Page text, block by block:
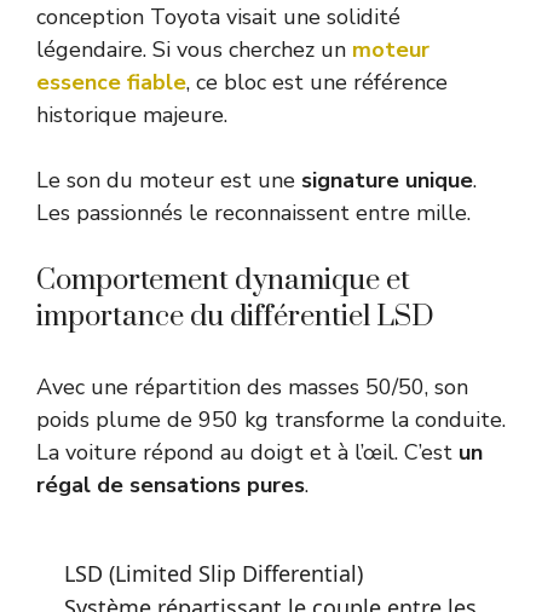
conception Toyota visait une solidité
légendaire. Si vous cherchez un moteur
essence fiable, ce bloc est une référence
historique majeure.
Le son du moteur est une signature unique.
Les passionnés le reconnaissent entre mille.
Comportement dynamique et
importance du différentiel LSD
Avec une répartition des masses 50/50, son
poids plume de 950 kg transforme la conduite.
La voiture répond au doigt et à l’œil. C’est un
régal de sensations pures.
LSD (Limited Slip Differential)